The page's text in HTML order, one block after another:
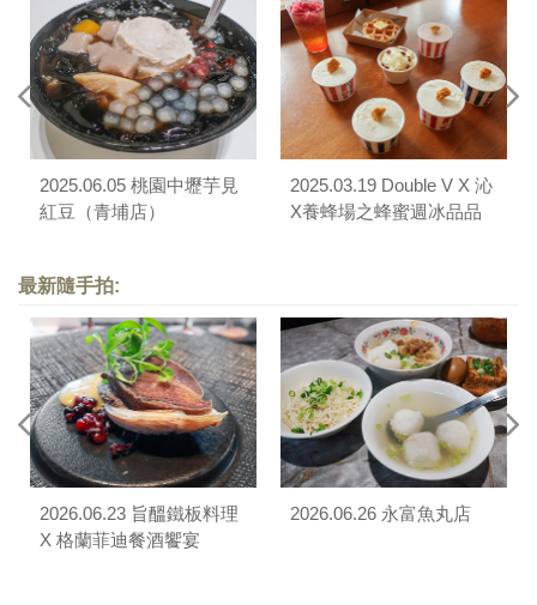
2025.06.05 桃園中壢芋見
紅豆（青埔店）
2025.03.19 Double V X 沁
X養蜂場之蜂蜜週冰品品
最新隨手拍:
2026.06.23 旨醞鐵板料理
X 格蘭菲迪餐酒饗宴
2026.06.26 永富魚丸店